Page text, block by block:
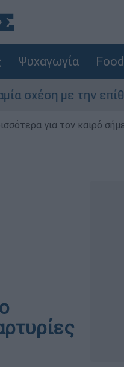
Ψυχαγωγία
επίθεση» λέει η
για τον καιρό